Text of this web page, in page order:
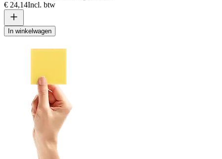
€ 24,14Incl. btw
In winkelwagen